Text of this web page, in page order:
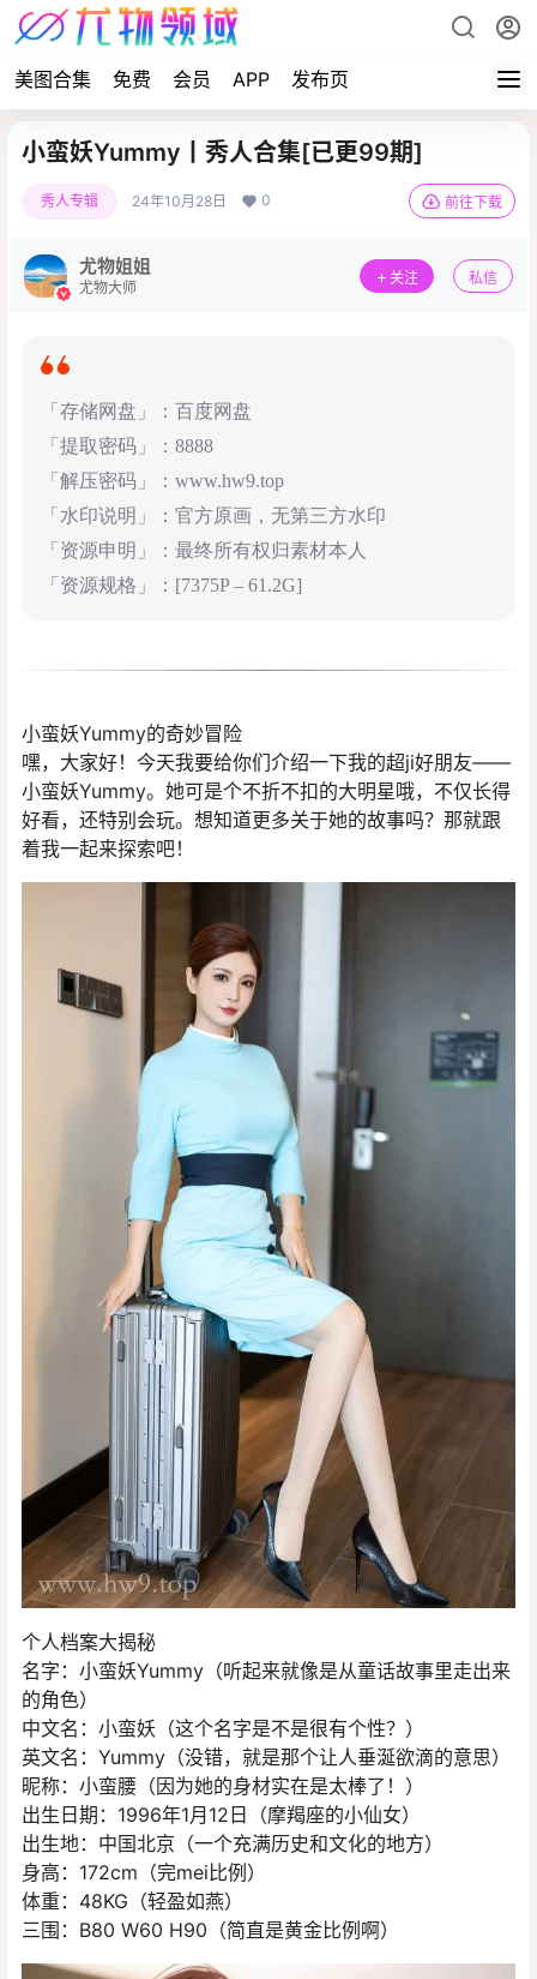
美图合集 免费 会员 APP 发布页
小蛮妖Yummy丨秀人合集[已更99期]
秀人专辑 24年10月28日 0 前往下载
尤物姐姐
尤物大师
关注 私信
「存储网盘」：百度网盘
「提取密码」：8888
「解压密码」：www.hw9.top
「水印说明」：官方原画，无第三方水印
「资源申明」：最终所有权归素材本人
「资源规格」：[7375P – 61.2G]
小蛮妖Yummy的奇妙冒险
嘿，大家好！今天我要给你们介绍一下我的超ji好朋友——
小蛮妖Yummy。她可是个不折不扣的大明星哦，不仅长得
好看，还特别会玩。想知道更多关于她的故事吗？那就跟
着我一起来探索吧！
个人档案大揭秘
名字：小蛮妖Yummy（听起来就像是从童话故事里走出来
的角色）
中文名：小蛮妖（这个名字是不是很有个性？）
英文名：Yummy（没错，就是那个让人垂涎欲滴的意思）
昵称：小蛮腰（因为她的身材实在是太棒了！）
出生日期：1996年1月12日（摩羯座的小仙女）
出生地：中国北京（一个充满历史和文化的地方）
身高：172cm（完mei比例）
体重：48KG（轻盈如燕）
三围：B80 W60 H90（简直是黄金比例啊）